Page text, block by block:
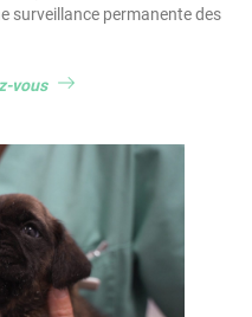
surveillance permanente des
vous